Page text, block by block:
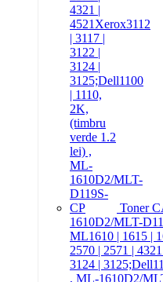
Toner
1610D2/MLT-
ML1610 | 1615 |
2570 | 2571 |
3124 |
, ML-1610D2/